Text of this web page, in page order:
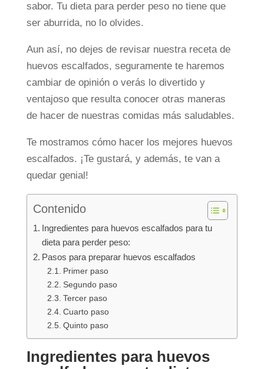
sabor. Tu dieta para perder peso no tiene que
ser aburrida, no lo olvides.
Aun así, no dejes de revisar nuestra receta de
huevos escalfados, seguramente te haremos
cambiar de opinión o verás lo divertido y
ventajoso que resulta conocer otras maneras
de hacer de nuestras comidas más saludables.
Te mostramos cómo hacer los mejores huevos
escalfados. ¡Te gustará, y además, te van a
quedar genial!
Contenido
Ingredientes para huevos escalfados para tu
dieta para perder peso:
Pasos para preparar huevos escalfados
Primer paso
Segundo paso
Tercer paso
Cuarto paso
Quinto paso
Ingredientes para huevos